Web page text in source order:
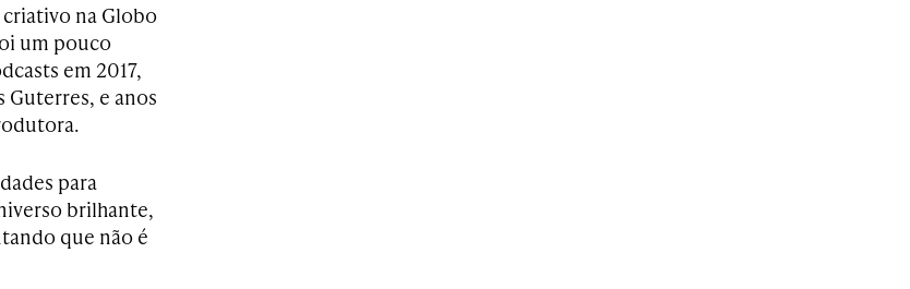
na Globo
um pouco
em 2017,
Guterres, e anos
para
brilhante,
que não é